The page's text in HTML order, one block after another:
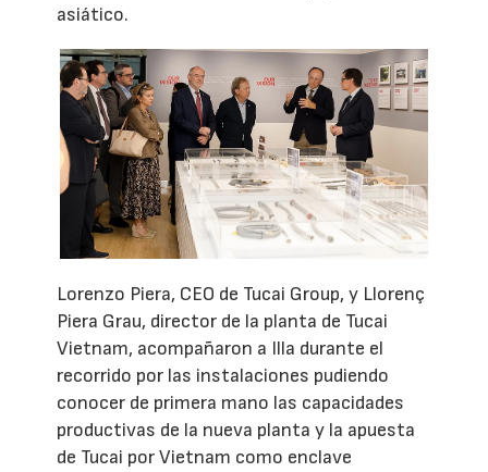
asiático.
Lorenzo Piera, CEO de Tucai Group, y Llorenç
Piera Grau, director de la planta de Tucai
Vietnam, acompañaron a Illa durante el
recorrido por las instalaciones pudiendo
conocer de primera mano las capacidades
productivas de la nueva planta y la apuesta
de Tucai por Vietnam como enclave